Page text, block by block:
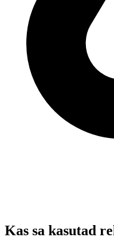
Kas sa kasutad